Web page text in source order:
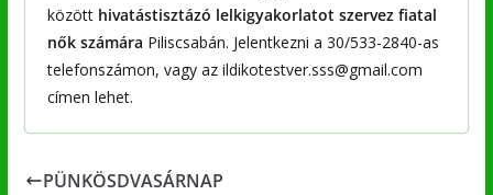
között hivatástisztázó lelkigyakorlatot szervez fiatal
nők számára Piliscsabán. Jelentkezni a 30/533-2840-as
telefonszámon, vagy az ildikotestver.sss@gmail.com
címen lehet.
PÜNKÖSDVASÁRNAP